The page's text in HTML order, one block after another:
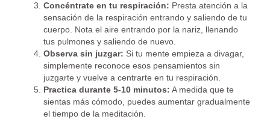
Concéntrate en tu respiración: Presta atención a la
sensación de la respiración entrando y saliendo de tu
cuerpo. Nota el aire entrando por la nariz, llenando
tus pulmones y saliendo de nuevo.
Observa sin juzgar: Si tu mente empieza a divagar,
simplemente reconoce esos pensamientos sin
juzgarte y vuelve a centrarte en tu respiración.
Practica durante 5-10 minutos: A medida que te
sientas más cómodo, puedes aumentar gradualmente
el tiempo de la meditación.